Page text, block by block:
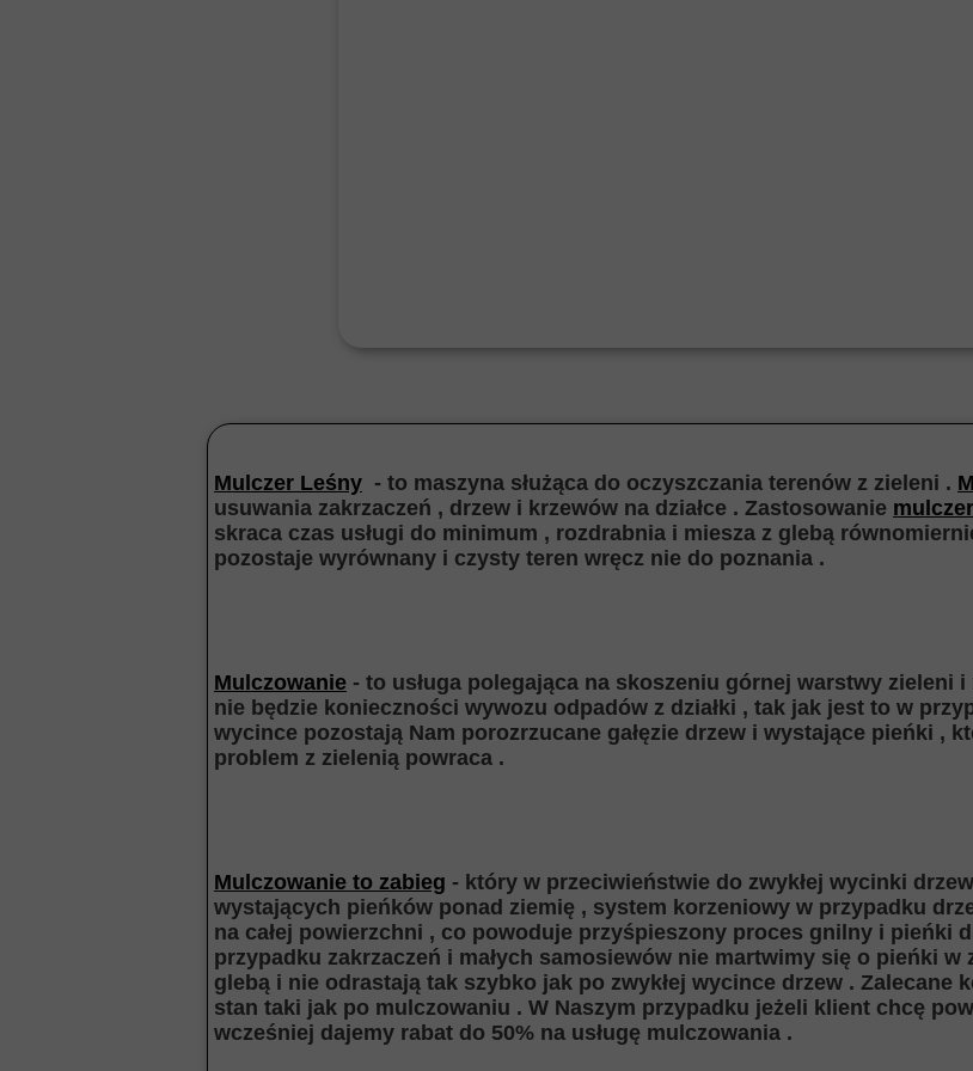
Mulczer Leśny - to maszyna służąca do oczyszczania terenów z zieleni .
usuwania zakrzaczeń , drzew i krzewów na działce . Zastosowanie
skraca czas usługi do minimum , rozdrabnia i miesza z glebą
pozostaje wyrównany i czysty teren wręcz nie do poznania .
Mulczowanie - to usługa polegająca na skoszeniu górnej warstwy zieleni
nie będzie konieczności wywozu odpadów z działki , tak jak jest to w
wycince pozostają Nam porozrzucane gałęzie drzew i wystające pieńki ,
problem z zielenią powraca .
Mulczowanie to zabieg - który w przeciwieństwie do zwykłej wycinki
wystających pieńków ponad ziemię , system korzeniowy w przypadku
na całej powierzchni , co powoduje przyśpieszony proces gnilny i pieńki
przypadku zakrzaczeń i małych samosiewów nie martwimy się o pieńki w
glebą i nie odrastają tak szybko jak po zwykłej wycince drzew . Zalecane
stan taki jak po mulczowaniu . W Naszym przypadku jeżeli klient chcę
wcześniej dajemy rabat do 50% na usługę mulczowania .